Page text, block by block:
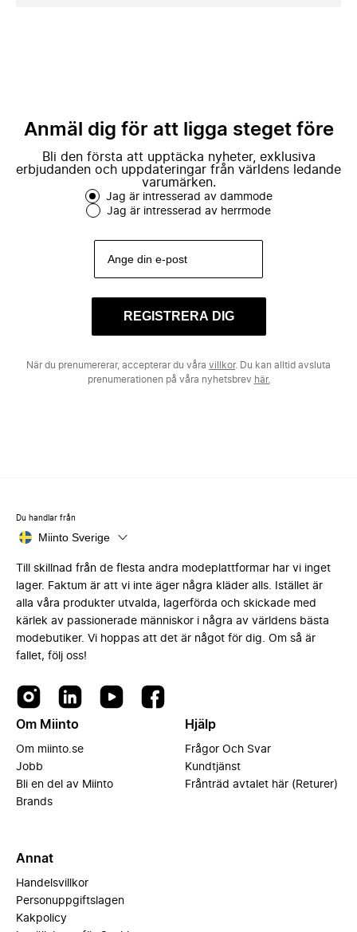
Anmäl dig för att ligga steget före
Bli den första att upptäcka nyheter, exklusiva
erbjudanden och uppdateringar från världens ledande
varumärken.
Jag är intresserad av dammode
Jag är intresserad av herrmode
REGISTRERA DIG
När du prenumererar, accepterar du våra villkor. Du kan alltid avsluta
prenumerationen på våra nyhetsbrev här.
Du handlar från
Miinto Sverige
Till skillnad från de flesta andra modeplattformar har vi inget
lager. Faktum är att vi inte äger några kläder alls. Istället är
alla våra produkter utvalda, lagerförda och skickade med
kärlek av passionerade människor i några av världens bästa
modebutiker. Vi hoppas att det är något för dig. Om så är
fallet, följ oss!
Om Miinto
Om miinto.se
Jobb
Bli en del av Miinto
Brands
Hjälp
Frågor Och Svar
Kundtjänst
Frånträd avtalet här (Returer)
Annat
Handelsvillkor
Personuppgiftslagen
Kakpolicy